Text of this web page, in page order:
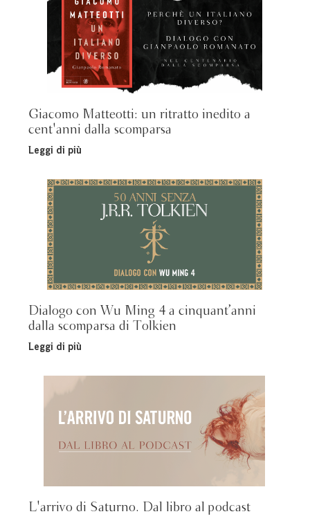
Giacomo Matteotti: un ritratto inedito a
cent'anni dalla scomparsa
Leggi di più
Dialogo con Wu Ming 4 a cinquant’anni
dalla scomparsa di Tolkien
Leggi di più
L'arrivo di Saturno. Dal libro al podcast